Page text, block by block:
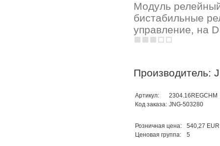
Модуль
бистабильные
управление, на
Производитель:
Артикул:
2304.16REGCHM
Код заказа: JNG-503280
Розничная цена:
540,27 EUR
Ценовая группа:
5